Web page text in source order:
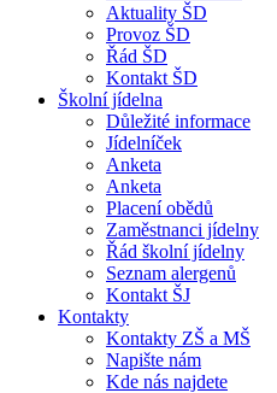
Aktuality ŠD
Provoz ŠD
Řád ŠD
Kontakt ŠD
Školní jídelna
Důležité informace
Jídelníček
Anketa
Anketa
Placení obědů
Zaměstnanci jídelny
Řád školní jídelny
Seznam alergenů
Kontakt ŠJ
Kontakty
Kontakty ZŠ a MŠ
Napište nám
Kde nás najdete